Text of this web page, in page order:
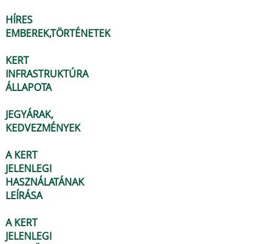
HÍRES
EMBEREK,TÖRTÉNETEK
KERT
INFRASTRUKTÚRA
ÁLLAPOTA
JEGYÁRAK,
KEDVEZMÉNYEK
A KERT
JELENLEGI
HASZNÁLATÁNAK
LEÍRÁSA
A KERT
JELENLEGI